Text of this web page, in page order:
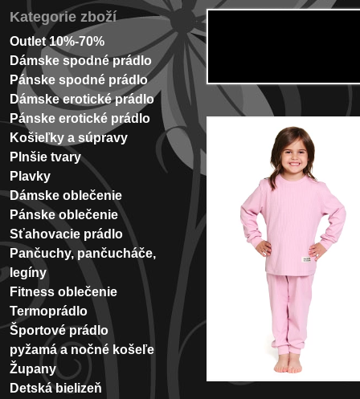
Kategorie zboží
Outlet 10%-70%
Dámske spodné prádlo
Pánske spodné prádlo
Dámske erotické prádlo
Pánske erotické prádlo
Košieľky a súpravy
Plnšie tvary
Plavky
Dámske oblečenie
Pánske oblečenie
Sťahovacie prádlo
Pančuchy, pančucháče,
legíny
Fitness oblečenie
Termoprádlo
Športové prádlo
pyžamá a nočné košeľe
Župany
Detská bielizeň